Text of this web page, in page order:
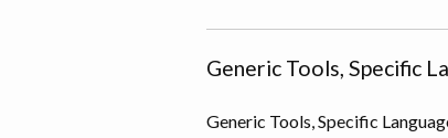
Generic Tools, Specific
Generic Tools, Specific